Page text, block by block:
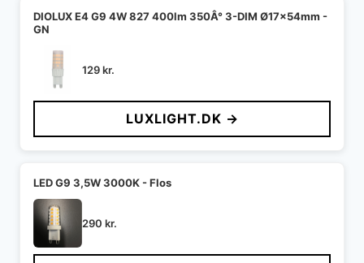
DIOLUX E4 G9 4W 827 400lm 350Â° 3-DIM Ø17x54mm -
GN
129kr.
LUXLIGHT.DK →
LED G9 3,5W 3000K - Flos
290 kr.